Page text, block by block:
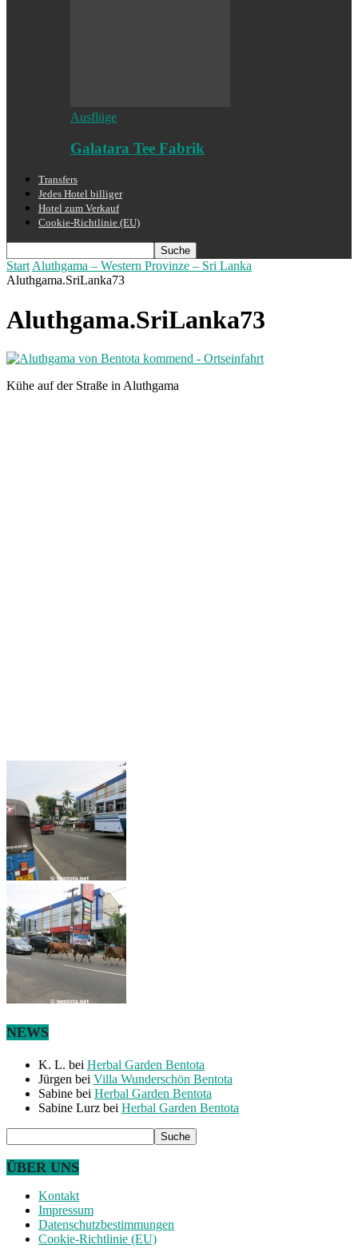
Ausflüge
Galatara Tee Fabrik
Transfers
Jedes Hotel billiger
Hotel zum Verkauf
Cookie-Richtlinie (EU)
StartAluthgama – Western Provinze – Sri Lanka
Aluthgama.SriLanka73
Aluthgama.SriLanka73
Kühe auf der Straße in Aluthgama
NEWS
K. L. bei Herbal Garden Bentota
Jürgen bei Villa Wunderschön Bentota
Sabine bei Herbal Garden Bentota
Sabine Lurz bei Herbal Garden Bentota
ÜBER UNS
Kontakt
Impressum
Datenschutzbestimmungen
Cookie-Richtlinie (EU)